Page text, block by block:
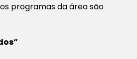
programas da área são